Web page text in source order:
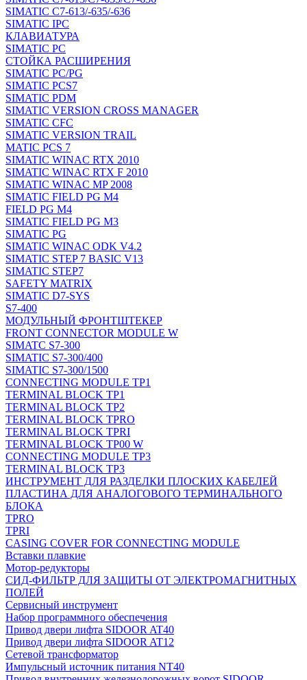
SIMATIC C7-613/-635/-636
SIMATIC IPC
КЛАВИАТУРА
SIMATIC PC
СТОЙКА РАСШИРЕНИЯ
SIMATIC PC/PG
SIMATIC PCS7
SIMATIC PDM
SIMATIC VERSION CROSS MANAGER
SIMATIC CFC
SIMATIC VERSION TRAIL
MATIC PCS 7
SIMATIC WINAC RTX 2010
SIMATIC WINAC RTX F 2010
SIMATIC WINAC MP 2008
SIMATIC FIELD PG M4
FIELD PG M4
SIMATIC FIELD PG M3
SIMATIC PG
SIMATIC WINAC ODK V4.2
SIMATIC STEP 7 BASIC V13
SIMATIC STEP7
SAFETY MATRIX
SIMATIC D7-SYS
S7-400
МОДУЛЬНЫЙ ФРОНТШТЕКЕР
FRONT CONNECTOR MODULE W
SIMATC S7-300
SIMATIC S7-300/400
SIMATIC S7-300/1500
CONNECTING MODULE TP1
TERMINAL BLOCK TP1
TERMINAL BLOCK TP2
TERMINAL BLOCK TPRO
TERMINAL BLOCK TPRI
TERMINAL BLOCK TP00 W
CONNECTING MODULE TP3
TERMINAL BLOCK TP3
ИНСТРУМЕНТ ДЛЯ РАЗДЕЛКИ ПЛОСКИХ КАБЕЛЕЙ
ПЛАСТИНА ДЛЯ АНАЛОГОВОГО ТЕРМИНАЛЬНОГО
БЛОКА
TPRO
TPRI
CASING COVER FOR CONNECTING MODULE
Вставки плавкие
Мотор-редукторы
СИД-ФИЛЬТР ДЛЯ ЗАЩИТЫ ОТ ЭЛЕКТРОМАГНИТНЫХ
ПОЛЕЙ
Сервисный инструмент
Набор программного обеспечения
Привод двери лифта SIDOOR AT40
Привод двери лифта SIDOOR AT12
Сетевой трансформатор
Импульсный источник питания NT40